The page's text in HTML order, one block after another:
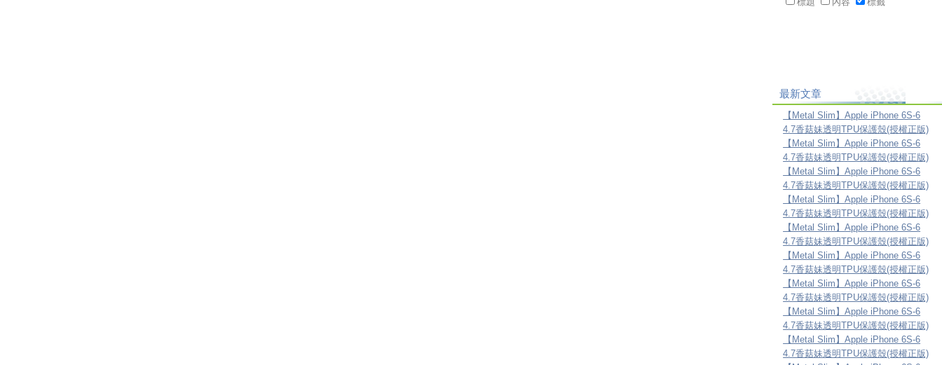
最新文章
【Metal Slim】Apple iPhone 6S-6
4.7香菇妹透明TPU保護殼(授權正版)
【Metal Slim】Apple iPhone 6S-6
4.7香菇妹透明TPU保護殼(授權正版)
【Metal Slim】Apple iPhone 6S-6
4.7香菇妹透明TPU保護殼(授權正版)
【Metal Slim】Apple iPhone 6S-6
4.7香菇妹透明TPU保護殼(授權正版)
【Metal Slim】Apple iPhone 6S-6
4.7香菇妹透明TPU保護殼(授權正版)
【Metal Slim】Apple iPhone 6S-6
4.7香菇妹透明TPU保護殼(授權正版)
【Metal Slim】Apple iPhone 6S-6
4.7香菇妹透明TPU保護殼(授權正版)
【Metal Slim】Apple iPhone 6S-6
4.7香菇妹透明TPU保護殼(授權正版)
【Metal Slim】Apple iPhone 6S-6
4.7香菇妹透明TPU保護殼(授權正版)